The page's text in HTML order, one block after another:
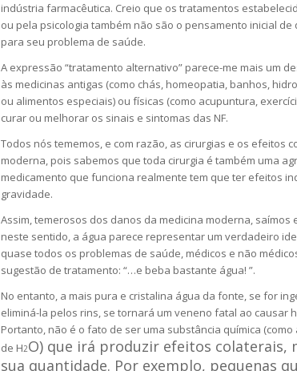
indústria farmacêutica. Creio que os tratamentos
ou pela psicologia também não são o pensamento inicial
para seu problema de saúde.
A expressão “tratamento alternativo” parece-me mais um
às medicinas antigas (como chás, homeopatia, banhos,
ou alimentos especiais) ou físicas (como acupuntura,
curar ou melhorar os sinais e sintomas das NF.
Todos nós tememos, e com razão, as cirurgias e os efeitos
moderna, pois sabemos que toda cirurgia é também uma
medicamento que funciona realmente tem que ter efeitos
gravidade.
Assim, temerosos dos danos da medicina moderna, saímos
neste sentido, a água parece representar um verdadeiro
quase todos os problemas de saúde, médicos e não
sugestão de tratamento: “…e beba bastante água! ”.
No entanto, a mais pura e cristalina água da fonte, se for
eliminá-la pelos rins, se tornará um veneno fatal ao causar
Portanto, não é o fato de ser uma substância química
de H2O) que irá produzir efeitos colaterais,
sua quantidade. Por exemplo, pequenas